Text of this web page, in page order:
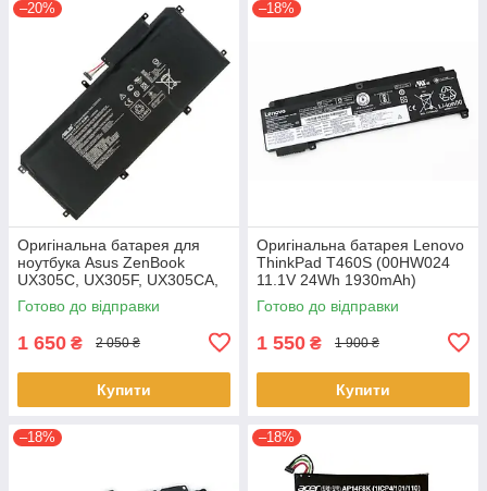
–20%
Оригінальна батарея для
ноутбука Asus ZenBook
UX305C, UX305F, UX305CA,
UX305FA - C31N1411 (+11.4 V
45Wh) АКБ
Готово до відправки
1 650 ₴ 2 050 ₴
Купити
–18%
Оригінальна батарея Lenovo
ThinkPad T460S (00HW024
11.1V 24Wh 1930mAh)
Акумулятор, АКБ для
ноутбука
Готово до відправки
1 550 ₴ 1 900 ₴
Купити
–18% –18%